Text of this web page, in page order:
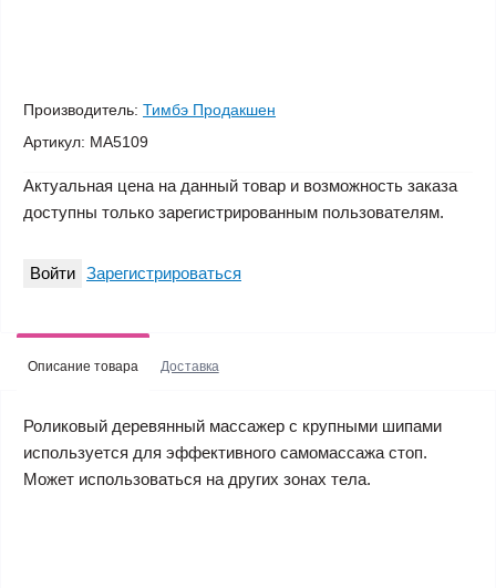
Производитель: Тимбэ Продакшен
Артикул: МА5109
Актуальная цена на данный товар и возможность заказа
доступны только зарегистрированным пользователям.
Войти Зарегистрироваться
Описание товара Доставка
Роликовый деревянный массажер с крупными шипами
используется для эффективного самомассажа стоп.
Может использоваться на других зонах тела.